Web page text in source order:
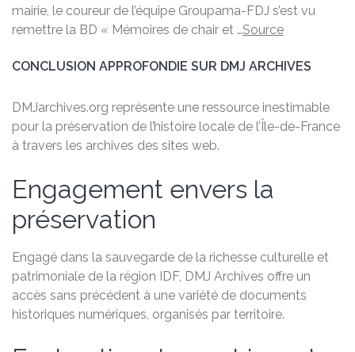
mairie, le coureur de l’équipe Groupama-FDJ s’est vu
remettre la BD « Mémoires de chair et …Source
CONCLUSION APPROFONDIE SUR DMJ ARCHIVES
DMJarchives.org représente une ressource inestimable
pour la préservation de l’histoire locale de l’Île-de-France
à travers les archives des sites web.
Engagement envers la
préservation
Engagé dans la sauvegarde de la richesse culturelle et
patrimoniale de la région IDF, DMJ Archives offre un
accès sans précédent à une variété de documents
historiques numériques, organisés par territoire.